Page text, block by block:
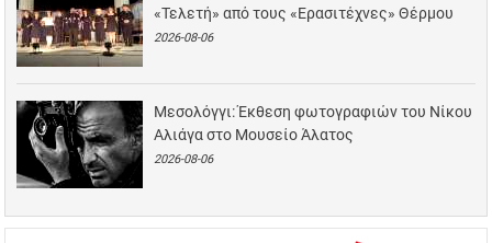
«Τελετή» από τους «Ερασιτέχνες» Θέρμου
2026-08-06
Μεσολόγγι: Έκθεση φωτογραφιών του Νίκου
Αλιάγα στο Μουσείο Άλατος
2026-08-06